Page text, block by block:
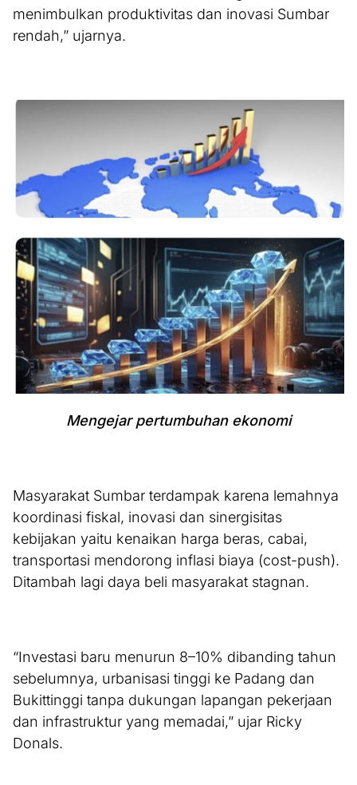
menimbulkan produktivitas dan inovasi Sumbar
rendah,” ujarnya.
Mengejar pertumbuhan ekonomi
Masyarakat Sumbar terdampak karena lemahnya
koordinasi fiskal, inovasi dan sinergisitas
kebijakan yaitu kenaikan harga beras, cabai,
transportasi mendorong inflasi biaya (cost-push).
Ditambah lagi daya beli masyarakat stagnan.
“Investasi baru menurun 8–10% dibanding tahun
sebelumnya, urbanisasi tinggi ke Padang dan
Bukittinggi tanpa dukungan lapangan pekerjaan
dan infrastruktur yang memadai,” ujar Ricky
Donals.